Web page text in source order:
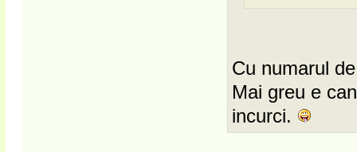
Cu numarul
Mai greu e
incurci.